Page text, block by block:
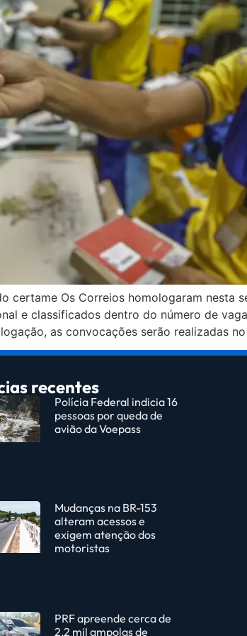
certame Os Correios homologaram nesta
e classificados dentro do número de
as convocações serão realizadas
recentes
Polícia Federal indicia 16
pessoas por queda de
avião da Voepass
Mudanças na BR-153
alteram acessos e
exigem atenção dos
motoristas
PRF apreende cerca de
2,2 mil ampolas de